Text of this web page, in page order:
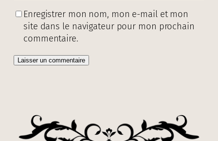
Enregistrer mon nom, mon e-mail et mon
site dans le navigateur pour mon prochain
commentaire.